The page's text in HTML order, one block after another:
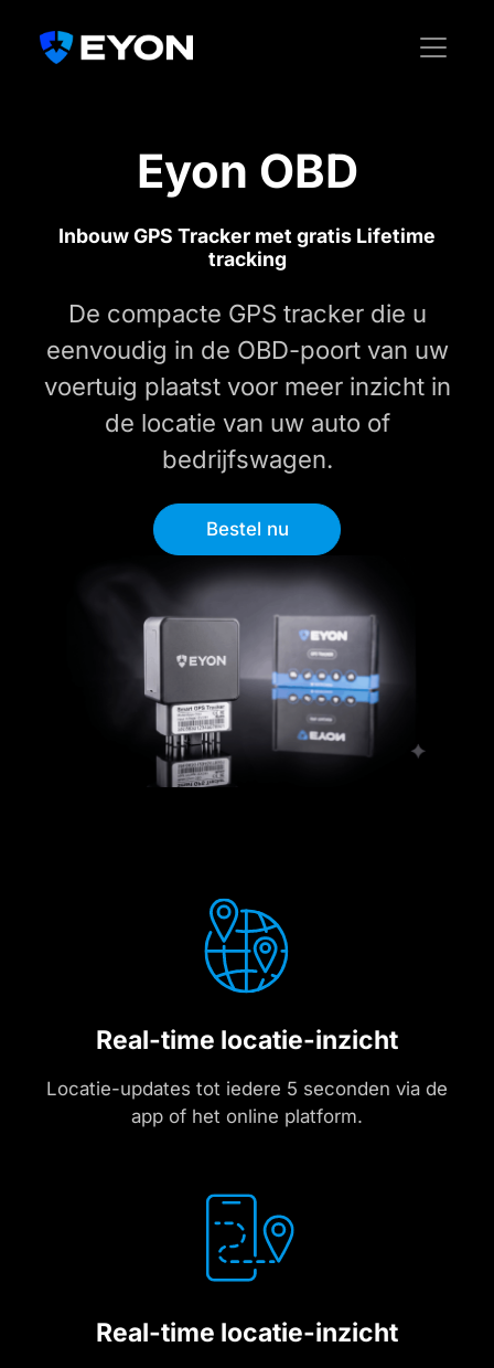
Menu
Eyon OBD
Inbouw GPS Tracker met gratis Lifetime
tracking
De compacte GPS tracker die u
eenvoudig in de OBD-poort van uw
voertuig plaatst voor meer inzicht in
de locatie van uw auto of
bedrijfswagen.
Bestel nu
Real-time locatie-inzicht
Locatie-updates tot iedere 5 seconden via de
app of het online platform.
Real-time locatie-inzicht